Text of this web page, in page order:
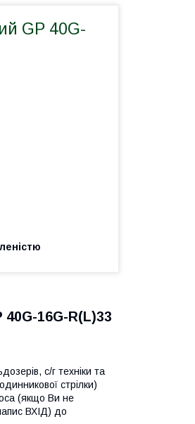
GP 40G-
40G-16G-R(L)33
с/г техніки та
стрілки)
(якщо Ви не
ВХІД) до